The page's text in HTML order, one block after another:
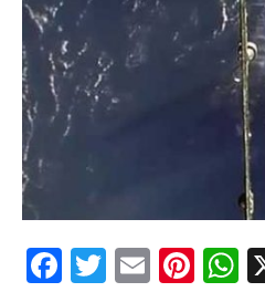
Facebook
Twitter
Email